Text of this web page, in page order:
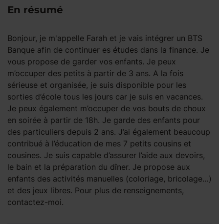
En résumé
Bonjour, je m'appelle Farah et je vais intégrer un BTS
Banque afin de continuer es études dans la finance. Je
vous propose de garder vos enfants. Je peux
m’occuper des petits à partir de 3 ans. A la fois
sérieuse et organisée, je suis disponible pour les
sorties d’école tous les jours car je suis en vacances.
Je peux également m’occuper de vos bouts de choux
en soirée à partir de 18h. Je garde des enfants pour
des particuliers depuis 2 ans. J’ai également beaucoup
contribué à l’éducation de mes 7 petits cousins et
cousines. Je suis capable d’assurer l’aide aux devoirs,
le bain et la préparation du dîner. Je propose aux
enfants des activités manuelles (coloriage, bricolage…)
et des jeux libres. Pour plus de renseignements,
contactez-moi.